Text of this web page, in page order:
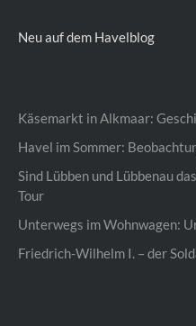
Neu auf dem Havelblog
Käsemarkt in Alkmaar:
Havel im Sommer:
Sind Lübben und Lübbenau
Tour
Unterwegs im Wohnwagen:
Friedrich-Wilhelm I. – der